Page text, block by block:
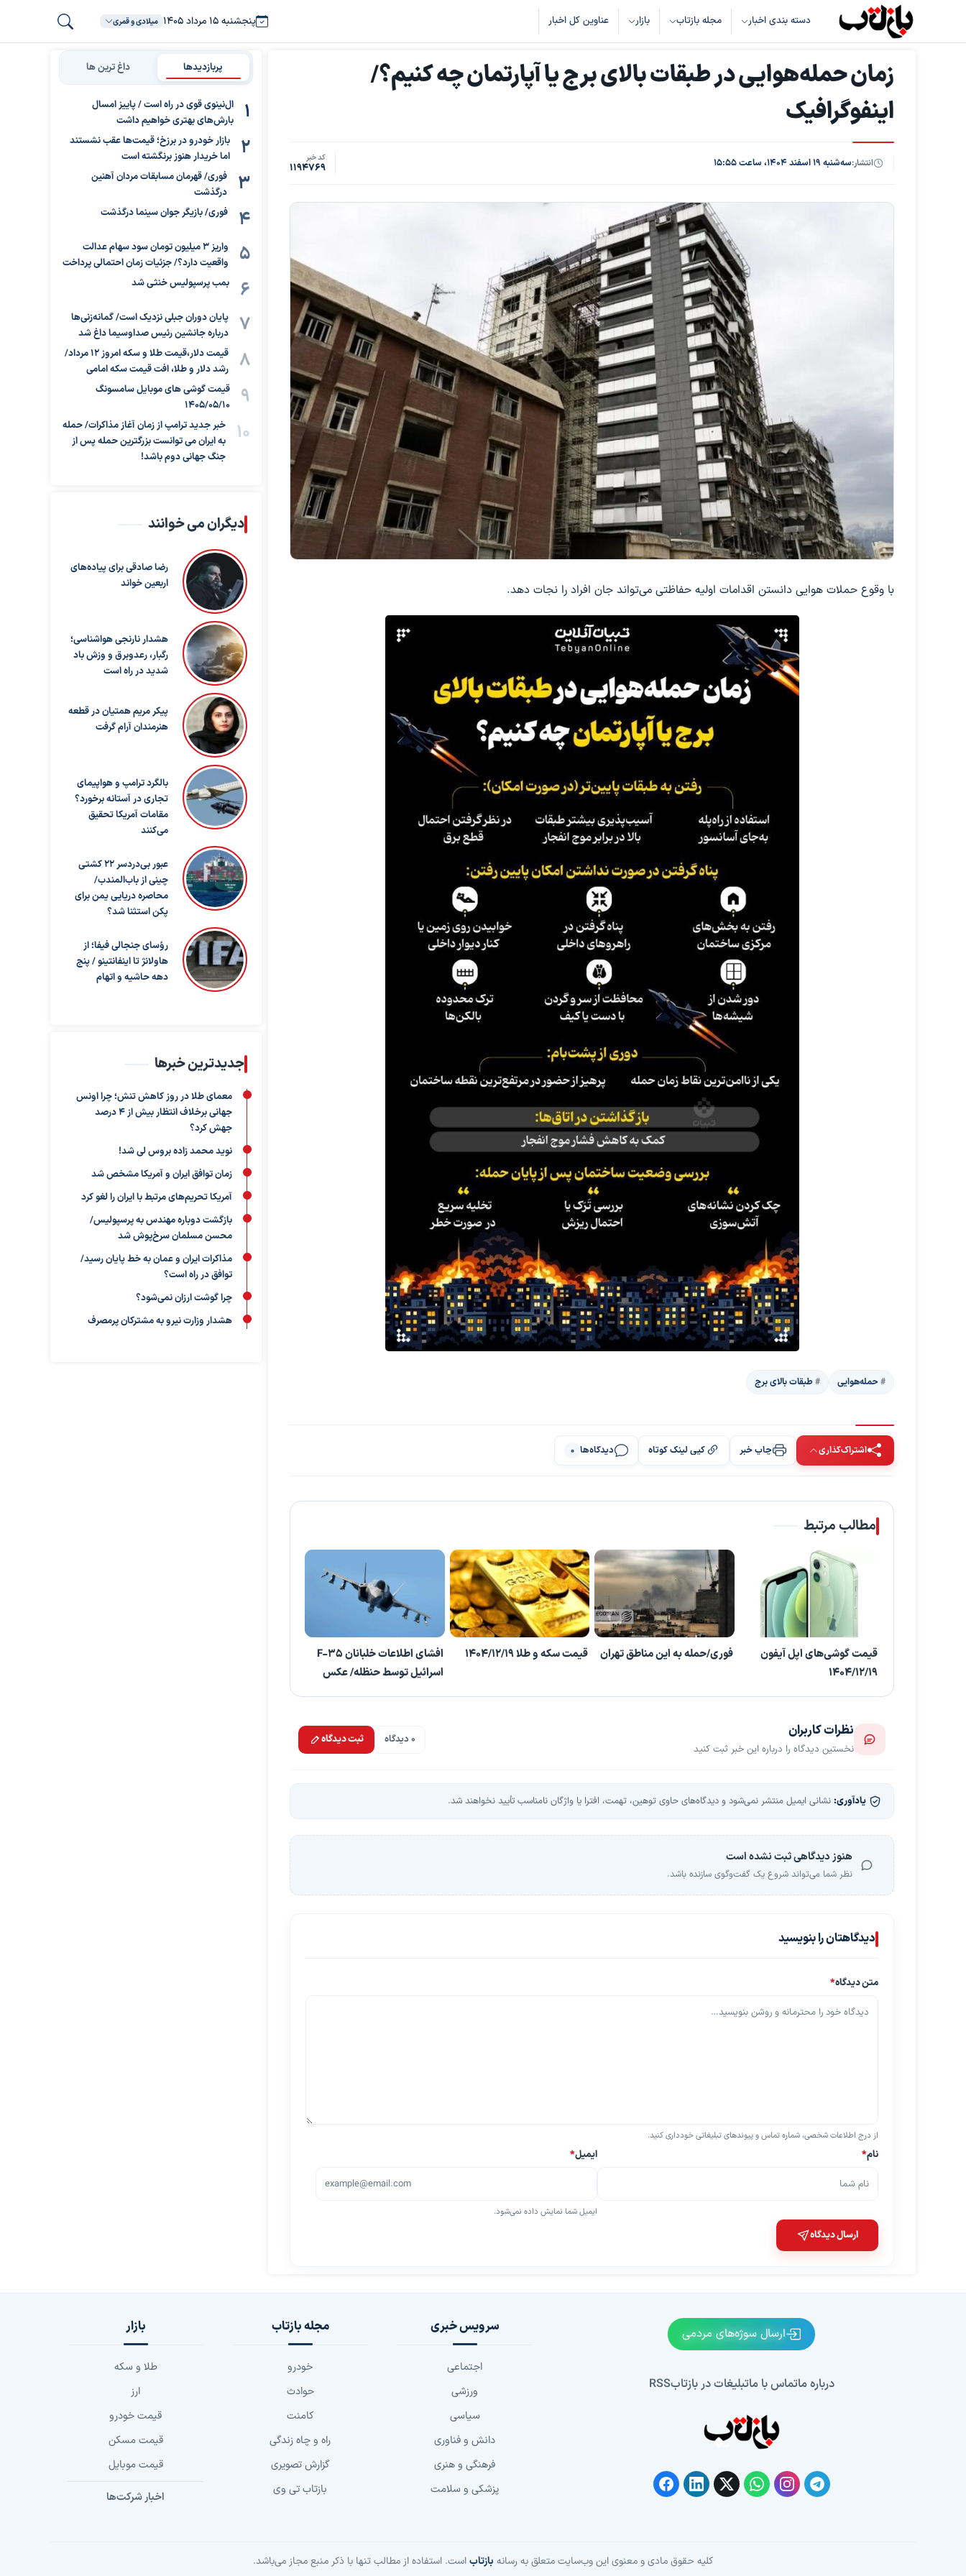
دسته بندی اخبار مجله بازتاب بازار عناوین کل اخبار پنجشنبه ۱۵ مرداد ۱۴۰۵ میلادی و قمری
زمان حمله‌هوایی در طبقات بالای برج یا آپارتمان چه کنیم؟/
اینفوگرافیک
انتشار:سه‌شنبه ۱۹ اسفند ۱۴۰۴، ساعت ۱۵:۵۵ کد خبر
1194769
با وقوع حملات هوایی دانستن اقدامات اولیه حفاظتی می‌تواند جان افراد را نجات دهد.
حمله‌هوایی طبقات بالای برج
اشتراک‌گذاری چاپ خبر کپی لینک کوتاه دیدگاه‌ها 0
مطالب مرتبط
قیمت گوشی‌های اپل آیفون
1404/12/19
فوری/حمله به این مناطق تهران قیمت سکه و طلا 1404/12/19
افشای اطلاعات خلبانان F-35
اسرائیل توسط حنظله/ عکس
نظرات کاربران
نخستین دیدگاه را درباره این خبر ثبت کنید
0 دیدگاه ثبت دیدگاه
یادآوری: نشانی ایمیل منتشر نمی‌شود و دیدگاه‌های حاوی توهین، تهمت، افترا یا واژگان نامناسب تأیید نخواهند شد.
هنوز دیدگاهی ثبت نشده است
نظر شما می‌تواند شروع یک گفت‌وگوی سازنده باشد.
دیدگاهتان را بنویسید
متن دیدگاه*
از درج اطلاعات شخصی، شماره تماس و پیوندهای تبلیغاتی خودداری کنید.
نام* ایمیل*
ایمیل شما نمایش داده نمی‌شود.
ارسال دیدگاه
پربازدیدها داغ ترین ها
ال‌نینوی قوی در راه است / پاییز امسال
بارش‌های بهتری خواهیم داشت
بازار خودرو در برزخ؛ قیمت‌ها عقب نشستند
اما خریدار هنوز برنگشته است
فوری/ قهرمان مسابقات مردان آهنین
درگذشت
فوری/ بازیگر جوان سینما درگذشت
واریز ۳ میلیون تومان سود سهام عدالت
واقعیت دارد؟/ جزئیات زمان احتمالی پرداخت
بمب پرسپولیس خنثی شد
پایان دوران جبلی نزدیک است/ گمانه‌زنی‌ها
درباره جانشین رئیس صداوسیما داغ شد
قیمت دلار،قیمت طلا و سکه امروز ۱۲ مرداد/
رشد دلار و طلا، افت قیمت سکه امامی
قیمت گوشی های موبایل سامسونگ
1405/05/10
خبر جدید ترامپ از زمان آغاز مذاکرات/ حمله
به ایران می توانست بزرگترین حمله پس از
جنگ جهانی دوم باشد!
دیگران می خوانند
رضا صادقی برای پیاده‌های
اربعین خواند
هشدار نارنجی هواشناسی؛
رگبار، رعدوبرق و وزش باد
شدید در راه است
پیکر مریم همتیان در قطعه
هنرمندان آرام گرفت
بالگرد ترامپ و هواپیمای
تجاری در آستانه برخورد؟
مقامات آمریکا تحقیق
می‌کنند
عبور بی‌دردسر ۲۲ کشتی
چینی از باب‌المندب/
محاصره دریایی یمن برای
پکن استثنا شد؟
رؤسای جنجالی فیفا؛ از
هاولانژ تا اینفانتینو / پنج
دهه حاشیه و اتهام
جدیدترین خبرها
معمای طلا در روز کاهش تنش؛ چرا اونس
جهانی برخلاف انتظار بیش از ۴ درصد
جهش کرد؟
نوید محمد زاده بروس لی شد!
زمان توافق ایران و آمریکا مشخص شد
آمریکا تحریم‌های مرتبط با ایران را لغو کرد
بازگشت دوباره مهندس به پرسپولیس/
محسن مسلمان سرخ‌پوش شد
مذاکرات ایران و عمان به خط پایان رسید/
توافق در راه است؟
چرا گوشت ارزان نمی‌شود؟
هشدار وزارت نیرو به مشترکان پرمصرف
ارسال سوژه‌های مردمی
درباره ماتماس با ماتبلیغات در بازتابRSS
سرویس خبری
اجتماعی
ورزشی
سیاسی
دانش و فناوری
فرهنگی و هنری
پزشکی و سلامت
مجله بازتاب
خودرو
حوادث
کامنت
راه و چاه زندگی
گزارش تصویری
بازتاب تی وی
بازار
طلا و سکه
ارز
قیمت خودرو
قیمت مسکن
قیمت موبایل
اخبار شرکت‌ها
کلیه حقوق مادی و معنوی این وب‌سایت متعلق به رسانه بازتاباست. استفاده از مطالب تنها با ذکر منبع مجاز می‌باشد.